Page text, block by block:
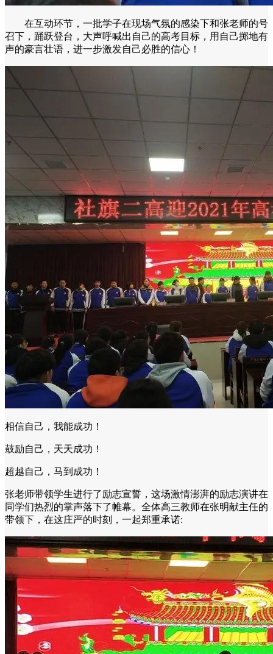
在互动环节，一批学子在现场气氛的感染下和张老师的号
召下，踊跃登台，大声呼喊出自己的高考目标，用自己掷地有
声的豪言壮语，进一步激发自己必胜的信心！
相信自己，我能成功！
鼓励自己，天天成功！
超越自己，马到成功！
张老师带领学生进行了励志宣誓，这场激情澎湃的励志演讲在
同学们热烈的掌声落下了帷幕。全体高三教师在张明献主任的
带领下，在这庄严的时刻，一起郑重承诺: